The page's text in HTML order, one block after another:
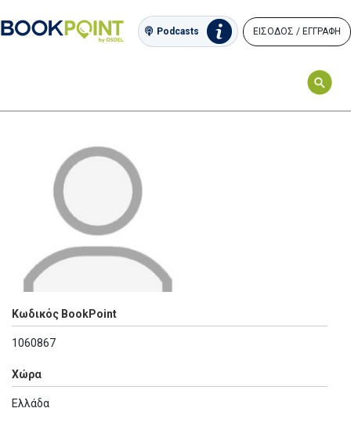
Podcasts ΕΙΣΟΔΟΣ / ΕΓΓΡΑΦΗ
Κωδικός BookPoint
1060867
Χώρα
Ελλάδα